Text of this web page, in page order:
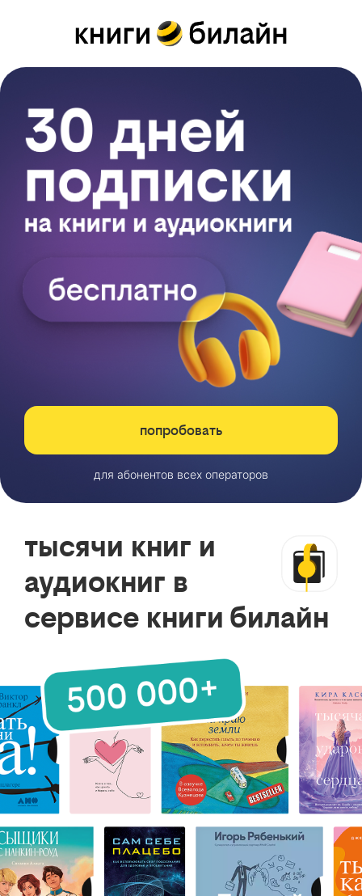
попробовать
для абонентов всех операторов
тысячи книг и
аудиокниг в
сервисе книги билайн